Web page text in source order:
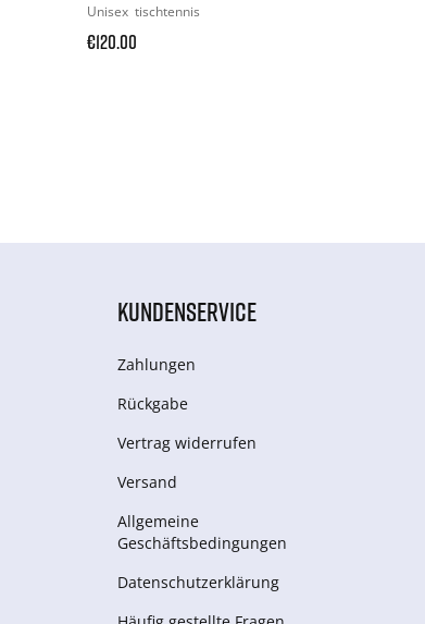
Unisex tischtennis
€120.00
KUNDENSERVICE
Zahlungen
Rückgabe
Vertrag widerrufen
Versand
Allgemeine
Geschäftsbedingungen
Datenschutzerklärung